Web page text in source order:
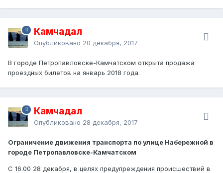
Камчадал
Опубликовано 20 декабря, 2017
В городе Петропавловске-Камчатском открыта продажа
проездных билетов на январь 2018 года.
Камчадал
Опубликовано 28 декабря, 2017
Ограничение движения транспорта по улице Набережной в
городе Петропавловске-Камчатском
С 16.00 28 декабря, в целях предупреждения происшествий в